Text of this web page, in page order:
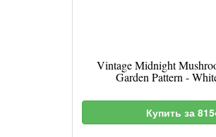
Vintage Midnight
Garden Pattern -
Купить за